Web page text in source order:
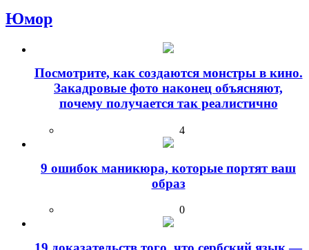
Юмор
Посмотрите, как создаются монстры в кино.
Закадровые фото наконец объясняют,
почему получается так реалистично
4
9 ошибок маникюра, которые портят ваш
образ
0